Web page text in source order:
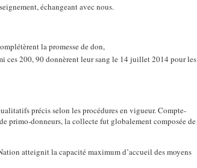
échangeant avec nous.
la promesse de don,
ces 200, 90 donnèrent leur sang le 14 juillet 2014 pour les
précis selon les procédures en vigueur. Compte-
primo-donneurs, la collecte fut globalement composée de
atteignit la capacité maximum d’accueil des moyens